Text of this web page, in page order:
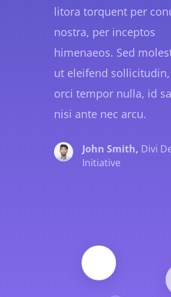
litora torquent per
nostra, per inceptos
himenaeos. Sed
ut eleifend
orci tempor nulla, id
nisi ante nec arcu.
John Smith, Divi
Initiative